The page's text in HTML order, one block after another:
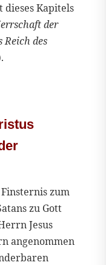
dieses Kapitels
der
Reich des
zum
zu Gott
Jesus
angenommen